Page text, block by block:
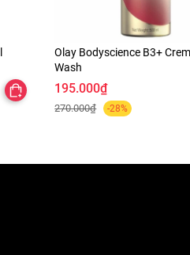
Olay Bodyscience B3+
Wash
195.000₫
270.000₫ -28%